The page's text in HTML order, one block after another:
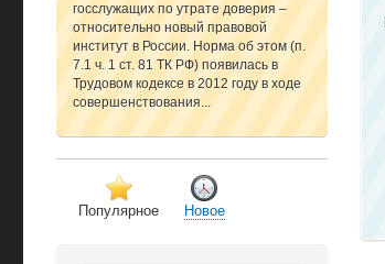
госслужащих по утрате доверия –
относительно новый правовой
институт в России. Норма об этом (п.
7.1 ч. 1 ст. 81 ТК РФ) появилась в
Трудовом кодексе в 2012 году в ходе
совершенствования...
Популярное Новое